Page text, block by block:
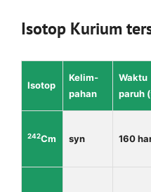
Isotop Kuri­um
Iso­top
Kelim­
pahan
Waktu
paruh (
242Cm syn 160